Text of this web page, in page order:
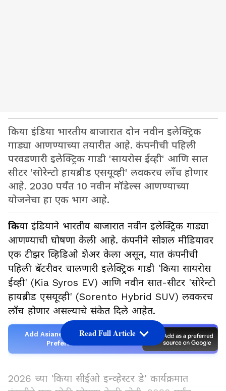
किया इंडिया भारतीय बाजारात दोन नवीन इलेक्ट्रिक
गाड्या आणण्याच्या तयारीत आहे. कंपनीची पहिली
परवडणारी इलेक्ट्रिक गाडी 'सायरोस ईव्ही' आणि सात
सीटर 'सोरेन्टो हायब्रीड एसयूव्ही' लवकरच लाँच होणार
आहे. 2030 पर्यंत 10 नवीन मॉडेल्स आणण्याच्या
योजनेचा हा एक भाग आहे.
किया इंडियाने भारतीय बाजारात नवीन इलेक्ट्रिक गाड्या
आणण्याची घोषणा केली आहे. कंपनीने सोशल मीडियावर
एक टीझर व्हिडिओ शेअर केला असून, यात कंपनीची
पहिली बॅटरीवर चालणारी इलेक्ट्रिक गाडी 'किया सायरोस
ईव्ही' (Kia Syros EV) आणि नवीन सात-सीटर 'सोरेन्टो
हायब्रीड एसयूव्ही' (Sorento Hybrid SUV) लवकरच
लाँच होणार असल्याचे संकेत दिले आहेत.
Add Asianetnews Marathi as a
Preferred Source
2026 च्या 'किया सीईओ इन्व्हेस्टर डे' कार्यक्रमात
Read Full Article